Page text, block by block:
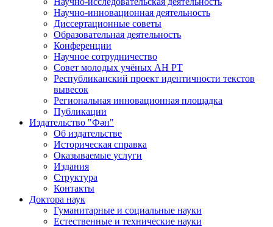
Научно-инновационная деятельность
Диссертационные советы
Образовательная деятельность
Конференции
Научное сотрудничество
Совет молодых учёных АН РТ
Республиканский проект идентичности текстов
вывесок
Региональная инновационная площадка
Публикации
Издательство "Фән"
Об издательстве
Историческая справка
Оказываемые услуги
Издания
Структура
Контакты
Доктора наук
Гуманитарные и социальные науки
Естественные и технические науки